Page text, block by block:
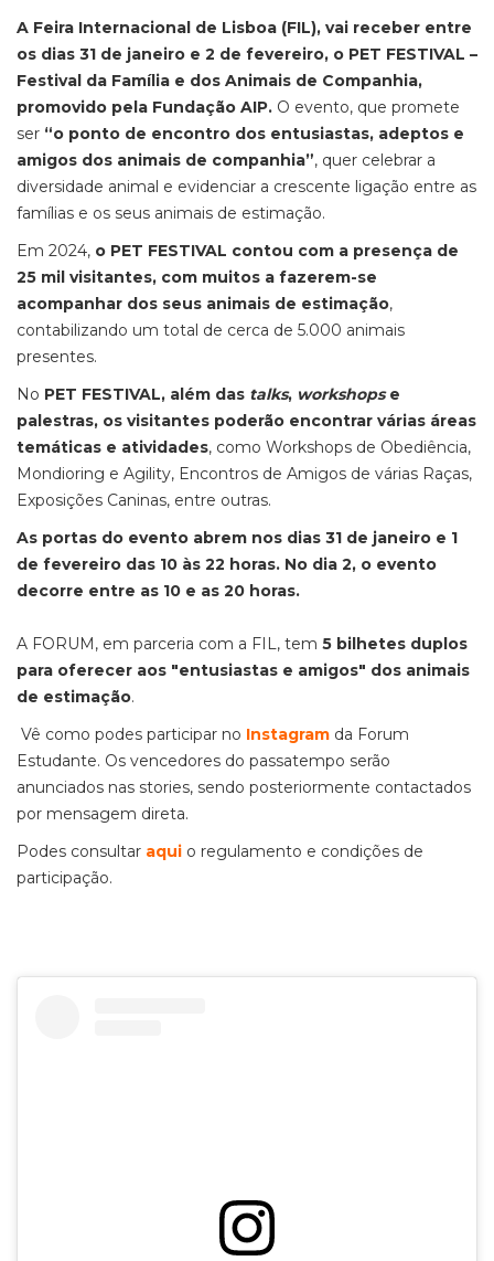
A Feira Internacional de Lisboa (FIL), vai receber entre
os dias 31 de janeiro e 2 de fevereiro, o PET FESTIVAL –
Festival da Família e dos Animais de Companhia,
promovido pela Fundação AIP. O evento, que promete
ser “o ponto de encontro dos entusiastas, adeptos e
amigos dos animais de companhia”, quer celebrar a
diversidade animal e evidenciar a crescente ligação entre as
famílias e os seus animais de estimação.
Em 2024, o PET FESTIVAL contou com a presença de
25 mil visitantes, com muitos a fazerem-se
acompanhar dos seus animais de estimação,
contabilizando um total de cerca de 5.000 animais
presentes.
No PET FESTIVAL, além das talks, workshopse
palestras, os visitantes poderão encontrar várias áreas
temáticas e atividades, como Workshops de Obediência,
Mondioring e Agility, Encontros de Amigos de várias Raças,
Exposições Caninas, entre outras.
As portas do evento abrem nos dias 31 de janeiro e 1
de fevereiro das 10 às 22 horas. No dia 2, o evento
decorre entre as 10 e as 20 horas.
A FORUM, em parceria com a FIL, tem 5 bilhetes duplos
para oferecer aos "entusiastas e amigos" dos animais
de estimação.
Vê como podes participar no Instagram da Forum
Estudante. Os vencedores do passatempo serão
anunciados nas stories, sendo posteriormente contactados
por mensagem direta.
Podes consultar aqui o regulamento e condições de
participação.